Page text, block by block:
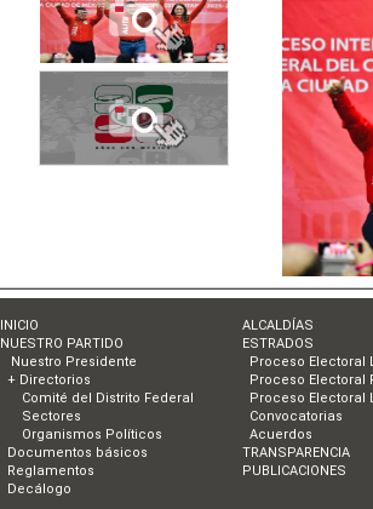
INICIO
NUESTRO PARTIDO
Nuestro Presidente
+ Directorios
Comité del Distrito Federal
Sectores
Organismos Políticos
Documentos básicos
Reglamentos
Decálogo
ALCALDÍAS
ESTRADOS
Proceso Electoral
Proceso Electoral
Proceso Electoral
Convocatorias
Acuerdos
TRANSPARENCIA
PUBLICACIONES